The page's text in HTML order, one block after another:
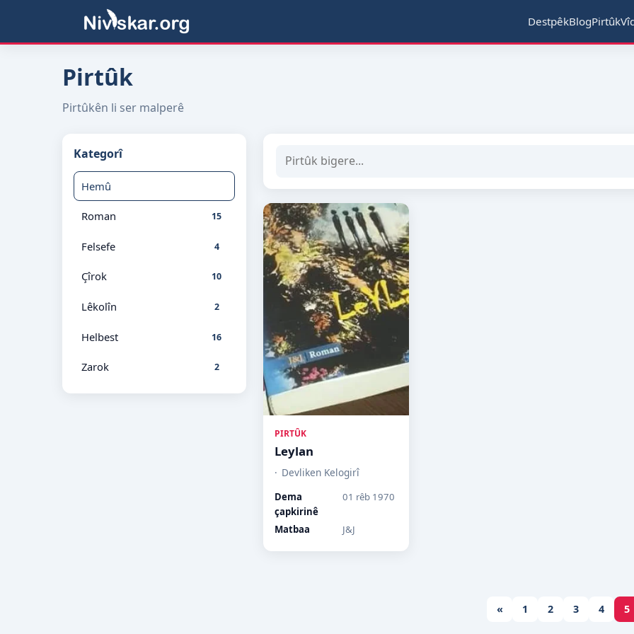
DestpêkBlogPirtûk
Pirtûk
Pirtûkên li ser malperê
Kategorî
Hemû
Roman 15
Felsefe 4
Çîrok 10
Lêkolîn 2
Helbest 16
Zarok 2
PIRTÛK
Leylan
Devliken Kelogirî
Dema
çapkirinê
01 rêb 1970
Matbaa J&J
« 1 2 3 4 5